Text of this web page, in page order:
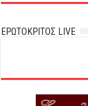
ΕΡΩΤΟΚΡΙΤΟΣ LIVE